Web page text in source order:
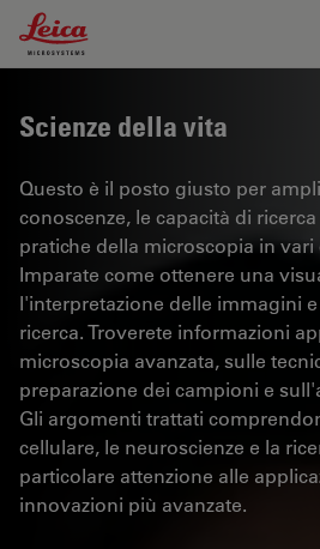
Leica Microsystems Logo
Scienze della vita
Questo è il posto giusto per
conoscenze, le capacità di
pratiche della microscopia in
Imparate come ottenere una
l'interpretazione delle immagini
ricerca. Troverete informazioni
microscopia avanzata, sulle
preparazione dei campioni e
Gli argomenti trattati
cellulare, le neuroscienze e la
particolare attenzione alle
innovazioni più avanzate.